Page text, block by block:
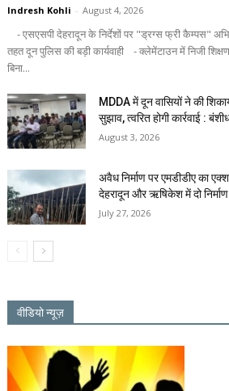
Indresh Kohli - August 4, 2026
- एसएसपी देहरादून के निर्देशों पर "ड्रग्स फ्री कैम्पस"
तहत दून पुलिस की बड़ी कार्यवाही - क्लेमेंटाउन में निजी
बिना...
MDDA में दून वासियों ने की
सुझाव, त्वरित होगी कार्रवाई :
August 3, 2026
अवैध निर्माण पर एमडीडीए का
देहरादून और ऋषिकेश में दो
July 27, 2026
वीडियो न्यूज़